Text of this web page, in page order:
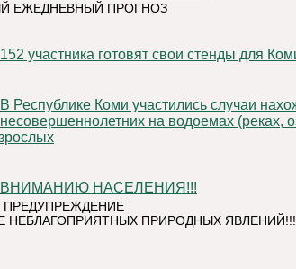
ЕЖЕДНЕВНЫЙ ПРОГНОЗ
152 участника готовят свои стенды для
В Республике Коми участились случаи нахождения и купания
несовершеннолетних на водоемах (реках,
ВНИМАНИЮ НАСЕЛЕНИЯ!!!
ПРЕДУПРЕЖДЕНИЕ
НЕБЛАГОПРИЯТНЫХ ПРИРОДНЫХ ЯВЛЕНИЙ!!!